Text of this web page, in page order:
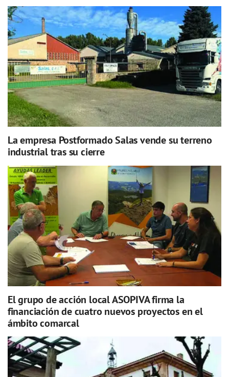
La empresa Postformado Salas vende su terreno
industrial tras su cierre
El grupo de acción local ASOPIVA firma la
financiación de cuatro nuevos proyectos en el
ámbito comarcal